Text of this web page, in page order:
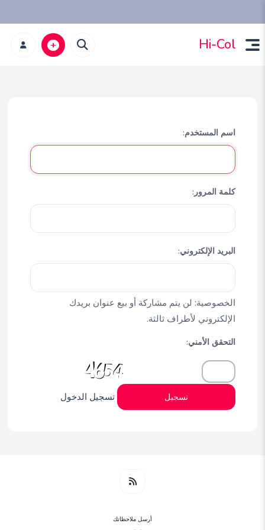
Hi-Col
اسم المستخدم:
كلمة المرور:
البريد الإلكتروني:
الخصوصية: لن يتم مشاركة أو بيع عنوان بريدك
الإلكتروني لأطراف ثالثة.
التحقق الأمني:
تسجيل تسجيل الدخول
أرسل ملاحظاتك